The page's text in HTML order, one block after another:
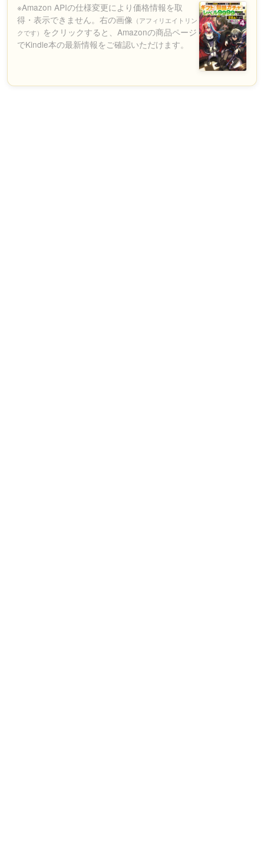
※Amazon APIの仕様変更により価格情報を取
得・表示できません。右の画像 （アフィリエイトリン
クです） をクリックすると、Amazonの商品ページ
でKindle本の最新情報をご確認いただけます。